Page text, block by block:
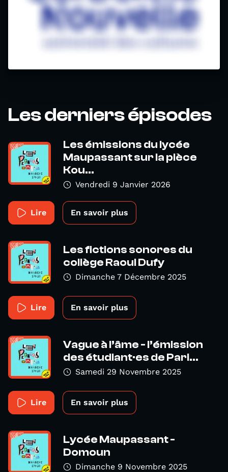
Les derniers épisodes
Les émissions du lycée
Maupassant sur la pièce
Kou...
Vendredi 9 Janvier 2026
Lire En savoir plus
Les fictions sonores du
collège Raoul Dufy
Dimanche 7 Décembre 2025
Lire En savoir plus
Vague à l’âme - l’émission
des étudiant·es de Pari...
Samedi 29 Novembre 2025
Lire En savoir plus
Lycée Maupassant -
Domoun
Dimanche 9 Novembre 2025